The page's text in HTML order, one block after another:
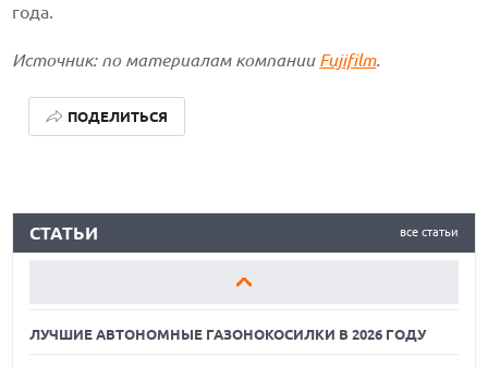
года.
Источник: по материалам компании Fujifilm.
ПОДЕЛИТЬСЯ
все статьи
СТАТЬИ
КАК БЕЗОПАСНО КУПИТЬ Б/У СМАРТФОН
ЛУЧШИЕ АВТОНОМНЫЕ ГАЗОНОКОСИЛКИ В 2026 ГОДУ